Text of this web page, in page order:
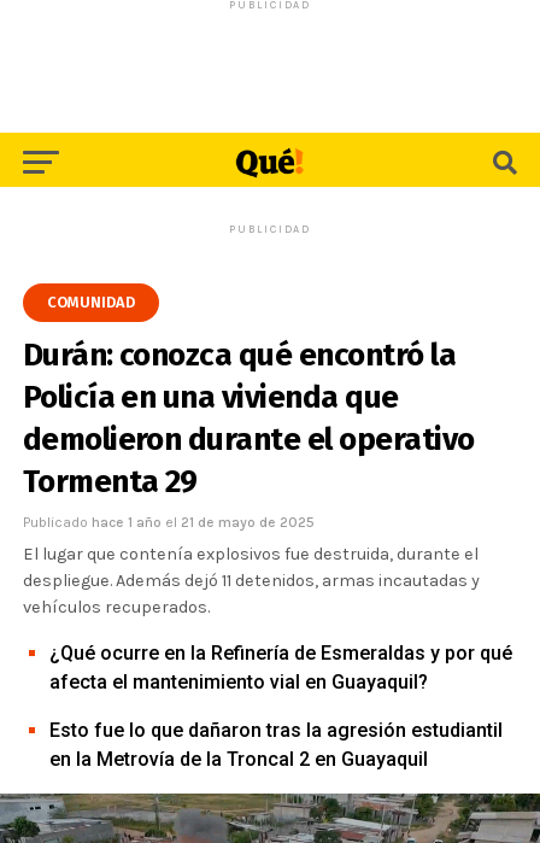
PUBLICIDAD
PUBLICIDAD
COMUNIDAD
Durán: conozca qué encontró la
Policía en una vivienda que
demolieron durante el operativo
Tormenta 29
Publicado hace 1 año el 21 de mayo de 2025
El lugar que contenía explosivos fue destruida, durante el
despliegue. Además dejó 11 detenidos, armas incautadas y
vehículos recuperados.
¿Qué ocurre en la Refinería de Esmeraldas y por qué
afecta el mantenimiento vial en Guayaquil?
Esto fue lo que dañaron tras la agresión estudiantil
en la Metrovía de la Troncal 2 en Guayaquil